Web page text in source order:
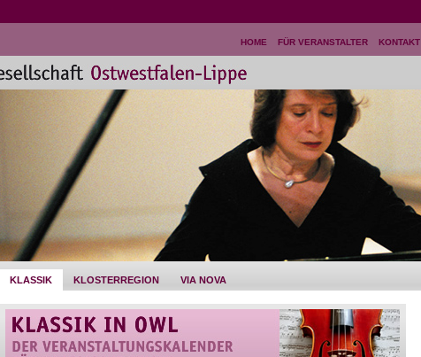
HOME FÜR VERANSTALTER KONTAKT
KLASSIK KLOSTERREGION VIA NOVA